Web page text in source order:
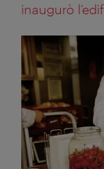
inaugurò